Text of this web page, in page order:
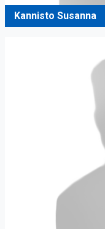
Kannisto Susanna